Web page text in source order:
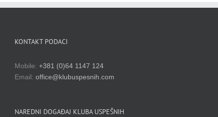
KONTAKT PODACI
Mobile: +381 (0)64 1147 124
Email: office@klubuspesnih.com
NAREDNI DOGAĐAJ KLUBA USPEŠNIH